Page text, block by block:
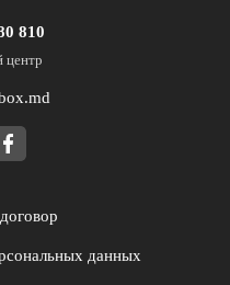
810
центр
данных